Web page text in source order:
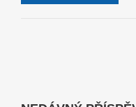
triky, jak se o svou ústní